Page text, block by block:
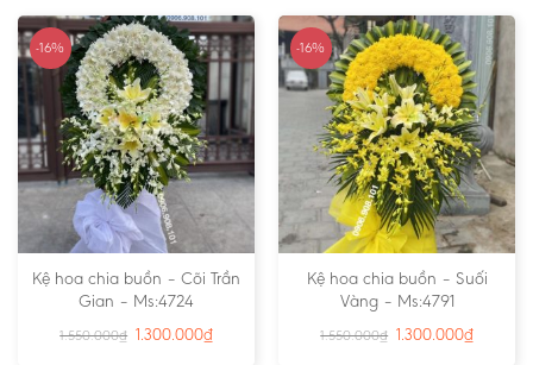
-16%
Kệ hoa chia buồn – Cõi Trần
Gian – Ms:4724
1.550.000₫ 1.300.000₫
-16%
Kệ hoa chia buồn – Suối
Vàng – Ms:4791
1.550.000₫ 1.300.000₫